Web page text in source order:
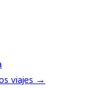
viajes →